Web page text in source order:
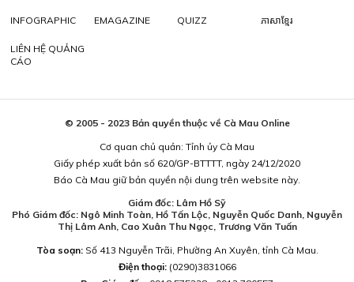
INFOGRAPHIC EMAGAZINE QUIZZ ភាសាខ្មែរ
LIÊN HỆ QUẢNG
CÁO
© 2005 - 2023 Bản quyền thuộc về Cà Mau Online
Cơ quan chủ quản: Tỉnh ủy Cà Mau
Giấy phép xuất bản số 620/GP-BTTTT, ngày 24/12/2020
Báo Cà Mau giữ bản quyền nội dung trên website này.
Giám đốc: Lâm Hồ Sỹ
Phó Giám đốc: Ngô Minh Toàn, Hồ Tấn Lộc, Nguyễn Quốc Danh, Nguyễn
Thị Lâm Anh, Cao Xuân Thu Ngọc, Trương Văn Tuấn
Tòa soạn:Số 413 Nguyễn Trãi, Phường An Xuyên, tỉnh Cà Mau.
Điện thoại: (0290)3831066